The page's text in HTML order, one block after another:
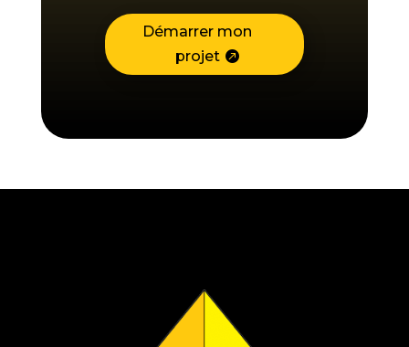
Démarrer mon
projet